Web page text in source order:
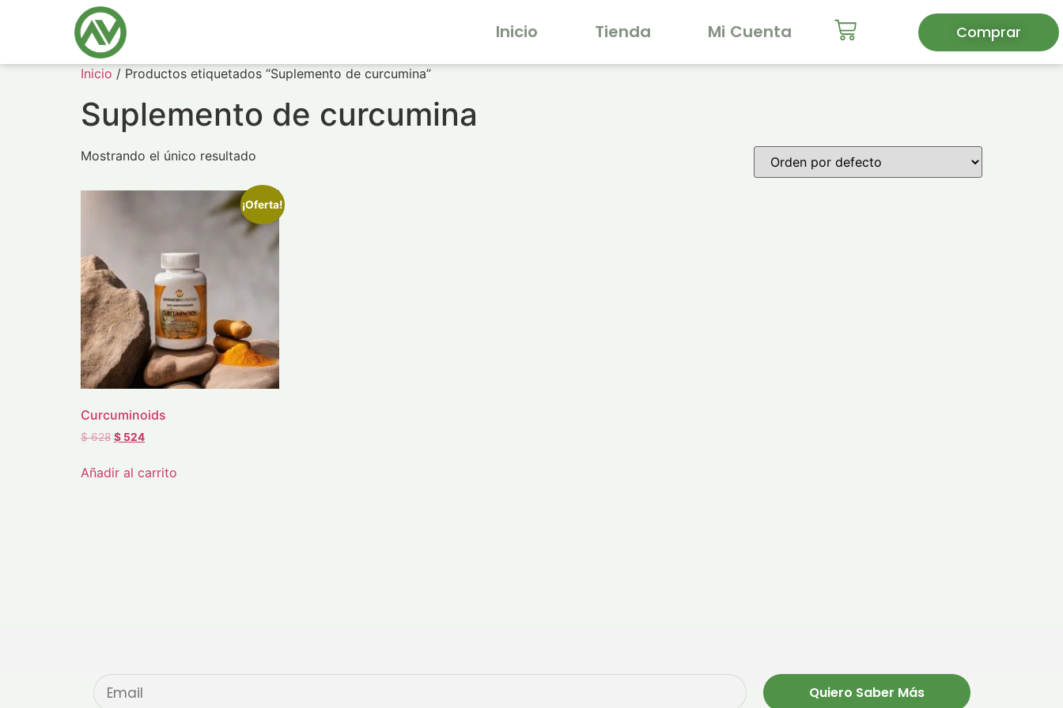
Inicio Tienda Mi Cuenta Comprar
Inicio / Productos etiquetados “Suplemento de curcumina”
Suplemento de curcumina
Mostrando el único resultado
¡Oferta!
Curcuminoids
$628 $ 524
Añadir al carrito
Quiero Saber Más